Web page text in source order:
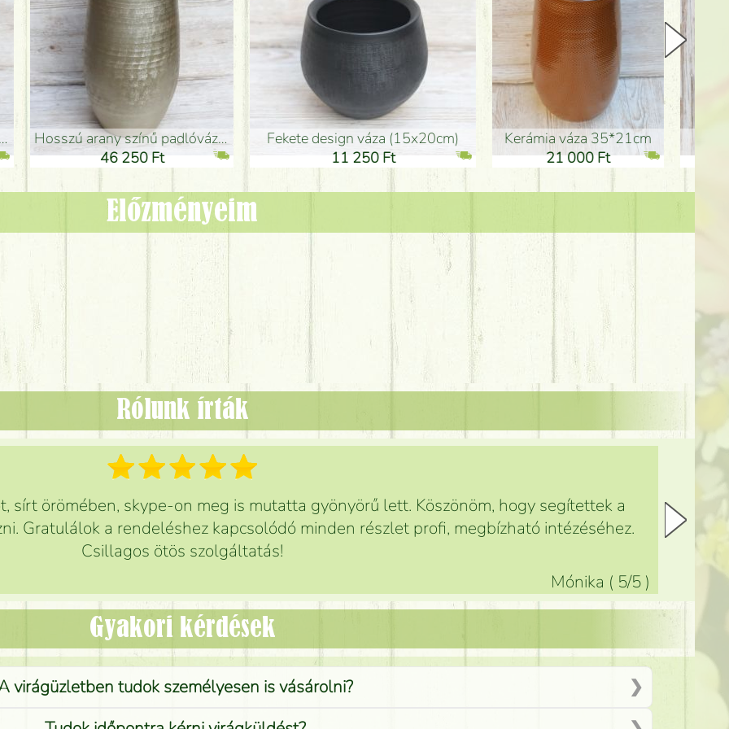
(50x29cm)
fekete design váza (15x20cm)
11 250 Ft
Kerámia váza 35*21cm
21 000 Ft
ballagó fiú fa betűző
1 300 Ft
Előzményeim
Rólunk írták
sírt örömében, skype-on meg is mutatta gyönyörű lett. Köszönöm, hogy segítettek a
Gratulálok a rendeléshez kapcsolódó minden részlet profi, megbízható intézéséhez.
Csillagos ötös szolgáltatás!
Mónika ( 5/5 )
Gyakori kérdések
virágüzletben tudok személyesen is vásárolni?